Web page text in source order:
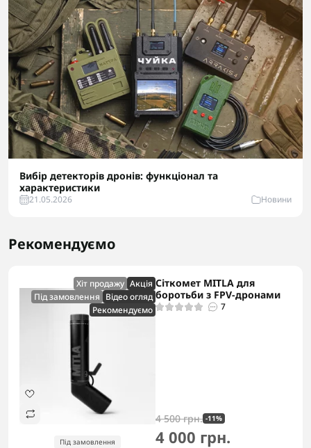
Вибір детекторів дронів: функціонал та
характеристики
21.05.2026 Новини
Рекомендуємо
Хіт продажу Акцiя
Під замовлення Відео огляд
Рекомендуємо
Під замовлення
Сіткомет MITLA для
боротьби з FPV-дронами
7
4 500 грн. -11%
4 000 грн.